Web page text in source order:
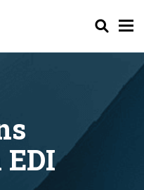
Chercher